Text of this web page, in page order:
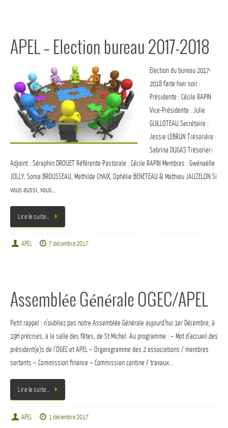
APEL – Election bureau 2017-2018
Election du bureau 2017-
2018 faite hier soir :
Présidente : Cécile RAPIN
Vice-Présidente : Julie
GUILLOTEAU Secrétaire :
Jessie LEBRUN Trésorière :
Sabrina DUGAS Trésorier-
Adjoint : Séraphin DROUET Référente Pastorale : Cécile RAPIN Membres : Gwénaëlle
JOLLY, Sonia BROUSSEAU, Mathilde CHAIX, Ophélie BENETEAU & Mathieu JAUZELON Si
vous aussi, vous…
Lire la suite…
APEL 7 décembre 2017
Assemblée Générale OGEC/APEL
Petit rappel : n’oubliez pas notre Assemblée Générale aujourd’hui 1er Décembre, à
19H précises, à la salle des fêtes, de St Michel. Au programme : – Mot d’accueil des
président(e)s de l’OGEC et APEL – Organigramme des 2 associations / membres
sortants – Commission finance – Commission cantine / travaux…
Lire la suite…
APEL 1 décembre 2017